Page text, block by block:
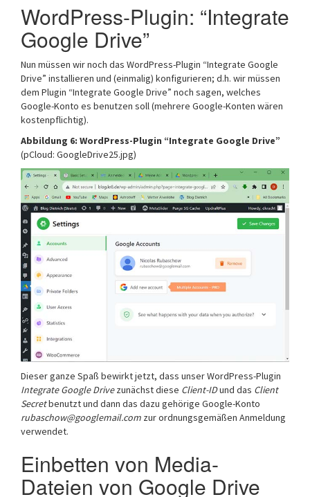
WordPress-Plugin: “Integrate
Google Drive”
Nun müssen wir noch das WordPress-Plugin “Integrate Google
Drive” installieren und (einmalig) konfigurieren; d.h. wir müssen
dem Plugin “Integrate Google Drive” noch sagen, welches
Google-Konto es benutzen soll (mehrere Google-Konten wären
kostenpflichtig).
Abbildung 6: WordPress-Plugin “Integrate Google Drive”
(pCloud: GoogleDrive25.jpg)
Dieser ganze Spaß bewirkt jetzt, dass unser WordPress-Plugin
Integrate Google Drivezunächst diese Client-IDund das Client
Secretbenutzt und dann das dazu gehörige Google-Konto
rubaschow@googlemail.com zur ordnungsgemäßen Anmeldung
verwendet.
Einbetten von Media-
Dateien von Google Drive